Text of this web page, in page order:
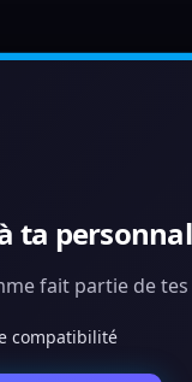
ta
fait partie de tes
compatibilité